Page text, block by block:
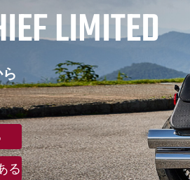
LIMITED
る